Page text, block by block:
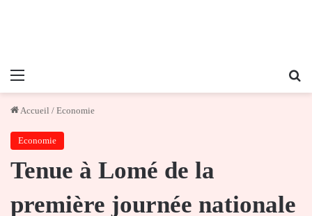
Menu
Accueil / Economie
Economie
Tenue à Lomé de la
première journée nationale